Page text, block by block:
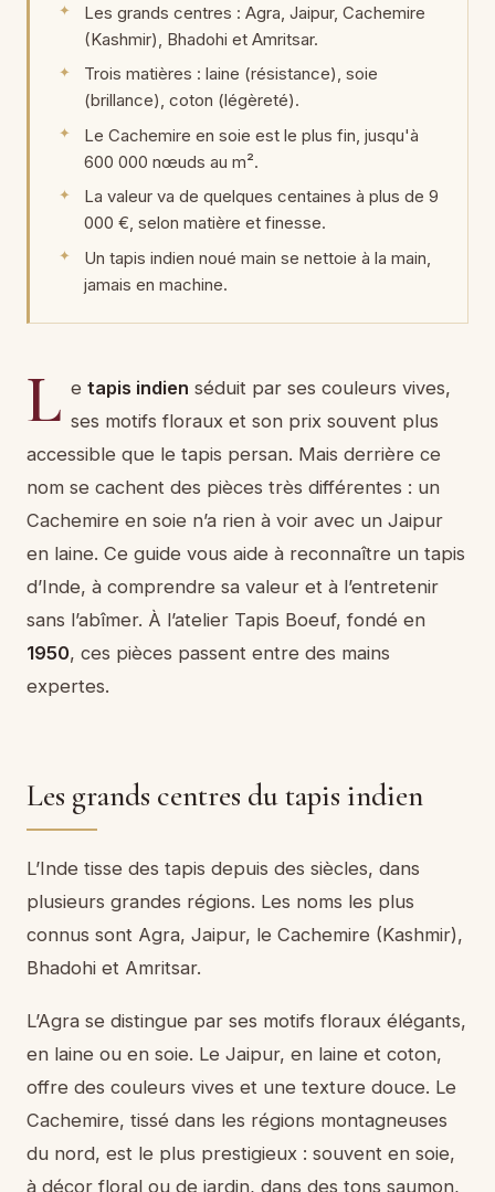
Les grands centres : Agra, Jaipur, Cachemire
(Kashmir), Bhadohi et Amritsar.
Trois matières : laine (résistance), soie
(brillance), coton (légèreté).
Le Cachemire en soie est le plus fin, jusqu'à
600 000 nœuds au m².
La valeur va de quelques centaines à plus de 9
000 €, selon matière et finesse.
Un tapis indien noué main se nettoie à la main,
jamais en machine.
L etapis indien séduit par ses couleurs vives,
ses motifs floraux et son prix souvent plus
accessible que le tapis persan. Mais derrière ce
nom se cachent des pièces très différentes : un
Cachemire en soie n’a rien à voir avec un Jaipur
en laine. Ce guide vous aide à reconnaître un tapis
d’Inde, à comprendre sa valeur et à l’entretenir
sans l’abîmer. À l’atelier Tapis Boeuf, fondé en
1950, ces pièces passent entre des mains
expertes.
Les grands centres du tapis indien
L’Inde tisse des tapis depuis des siècles, dans
plusieurs grandes régions. Les noms les plus
connus sont Agra, Jaipur, le Cachemire (Kashmir),
Bhadohi et Amritsar.
L’Agra se distingue par ses motifs floraux élégants,
en laine ou en soie. Le Jaipur, en laine et coton,
offre des couleurs vives et une texture douce. Le
Cachemire, tissé dans les régions montagneuses
du nord, est le plus prestigieux : souvent en soie,
à décor floral ou de jardin, dans des tons saumon,